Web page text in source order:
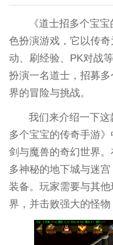
《道士招多个宝
色扮演游戏，它以传
动、刷经验、PK对战
扮演一名道士，招募
界的冒险与挑战。
我们来介绍一下
多个宝宝的传奇手游
剑与魔兽的奇幻世界
多神秘的地下城与迷
装备。玩家需要与其
界，并击败强大的怪物